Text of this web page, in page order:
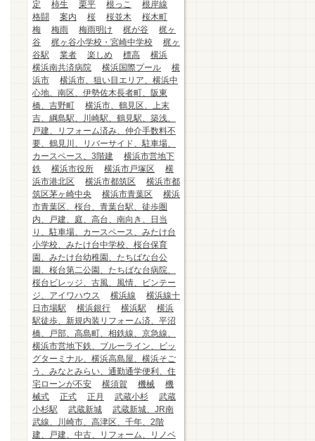
定
柿生 栗平 根っこ
根岸線
格闘
案内 桜 桜並木
桜木町
梅
梅雨 梅雨明け 梶が谷
梶ヶ
谷
梶ヶ谷小学校・宮崎中学校
梶ヶ
谷駅
業者 楽しめ 標高
横浜
横浜南共済病院
横浜国際プール
横
浜市
横浜市、狙い目エリア、横浜中
心地、南区、伊勢佐木長者町、阪東
橋、吉野町
横浜市、鶴見区、上末
吉、綱島駅、川崎駅、鶴見駅、築浅、
戸建、リフォーム済み、仲介手数料不
要、鶴見川、リバーサイド、駐車場、
カースペース、3階建
横浜市営地下
鉄
横浜市役所 横浜市戸塚区
横
浜市港北区
横浜市都筑区
横浜市都
筑区茅ヶ崎中央
横浜市青葉区
横浜
市青葉区、桜台、青葉台駅、徒歩圏
内、戸建、庭、高台、南向き、日当
り、駐車場、カースペース、みたけ台
小学校、みたけ台中学校、桜台保育
園、みたけ台幼稚園、たちばな台公
園、桜台第二公園、たちばな台病院、
桜台ビレッジ、古風、風情、ビンテー
ジ、アイワハウス
横浜線
横浜線十
日市場駅
横浜銀行 横浜駅
横浜
駅徒歩、新規内装リフォーム済、平沼
橋、戸部、高島町、相鉄線、京急線、
横浜市営地下鉄、ブルーライン、ビッ
グターミナル、横浜高島屋、横浜そご
う、みなとみらい、通勤通学便利、住
宅ローンが不安
横須賀 機械
機
械式
正式 正月 武蔵小杉
武蔵
小杉駅
武蔵新城
武蔵新城、JR南
武線、川崎市、高津区、千年、2階
建、戸建、中古、リフォーム、リノベ